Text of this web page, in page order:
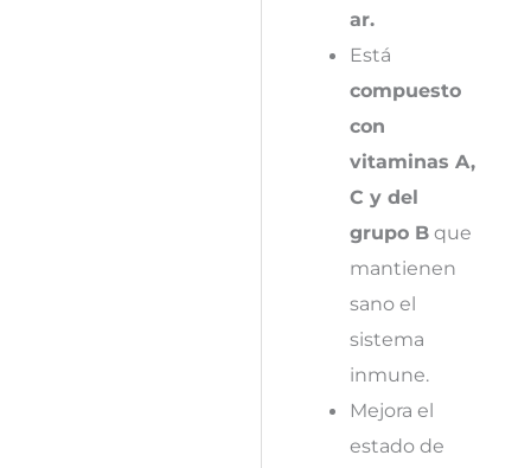
ar.
Está
compuesto
con
vitaminas A,
C y del
grupo Bque
mantienen
sano el
sistema
inmune.
Mejora el
estado de